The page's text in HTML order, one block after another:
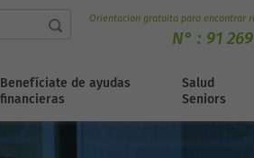
Orientacion gratuita para encontrar
N° : 91
Benefíciate de ayudas
financieras
Salud
Seniors